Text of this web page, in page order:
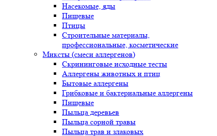
Насекомые, яды
Пищевые
Птицы
Строительные материалы,
профессиональные, косметические
Миксты (смеси аллергенов)
Cкрининговые исходные тесты
Аллергены животных и птиц
Бытовые аллергены
Грибковые и бактериальные аллергены
Пищевые
Пыльца деревьев
Пыльца сорной травы
Пыльца трав и злаковых